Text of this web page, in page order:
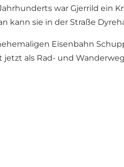
war Gjerrild ein
kann sie in der Straße
Eisenbahn
als Rad- und